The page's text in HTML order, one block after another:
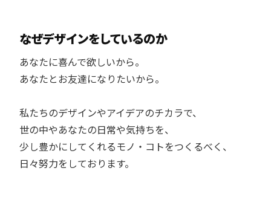
なぜデザインをしているのか
あなたに喜んで欲しいから。
あなたとお友達になりたいから。
私たちのデザインやアイデアのチカラで、
世の中やあなたの日常や気持ちを、
少し豊かにしてくれるモノ・コトをつくるべく、
日々努力をしております。